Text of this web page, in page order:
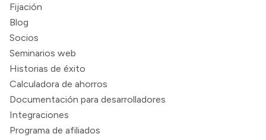
Fijación
Blog
Socios
Seminarios web
Historias de éxito
Calculadora de ahorros
Documentación para desarrolladores
Integraciones
Programa de afiliados